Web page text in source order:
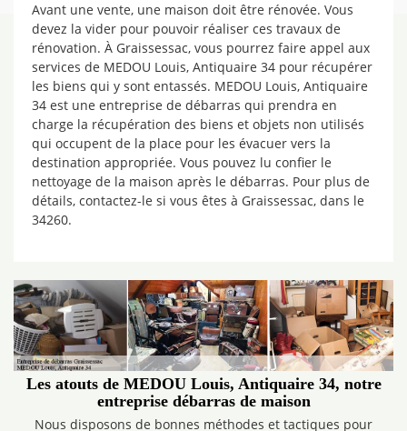
Avant une vente, une maison doit être rénovée. Vous
devez la vider pour pouvoir réaliser ces travaux de
rénovation. À Graissessac, vous pourrez faire appel aux
services de MEDOU Louis, Antiquaire 34 pour récupérer
les biens qui y sont entassés. MEDOU Louis, Antiquaire
34 est une entreprise de débarras qui prendra en
charge la récupération des biens et objets non utilisés
qui occupent de la place pour les évacuer vers la
destination appropriée. Vous pouvez lu confier le
nettoyage de la maison après le débarras. Pour plus de
détails, contactez-le si vous êtes à Graissessac, dans le
34260.
Les atouts de MEDOU Louis, Antiquaire 34, notre
entreprise débarras de maison
Nous disposons de bonnes méthodes et tactiques pour